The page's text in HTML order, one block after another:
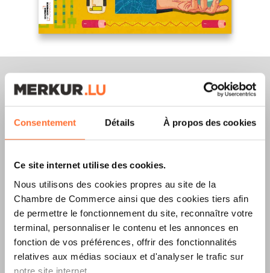
Consentement Détails À propos des cookies
Ce site internet utilise des cookies.
Nous utilisons des cookies propres au site de la
Chambre de Commerce ainsi que des cookies tiers afin
de permettre le fonctionnement du site, reconnaître votre
terminal, personnaliser le contenu et les annonces en
fonction de vos préférences, offrir des fonctionnalités
relatives aux médias sociaux et d'analyser le trafic sur
notre site internet.
Merkur Magazine
L’ÉDITION
2026EST
DISPONIBLE !
LIRE LA DERNIÈRE ÉDITION E-PAPER